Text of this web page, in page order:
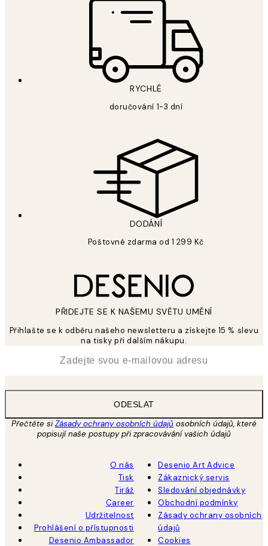
RYCHLÉ
doručování 1-3 dní
DODÁNÍ
Poštovné zdarma od 1 299 Kč
PŘIDEJTE SE K NAŠEMU SVĚTU UMĚNÍ
Přihlašte se k odběru našeho newsletteru a získejte 15 % slevu
na tisky při dalším nákupu.
ODESLAT
Přečtěte siZásady ochrany osobních údajů osobních údajů, které
popisují naše postupy při zpracovávání vašich údajů
O nás
Tisk
Tiráž
Career
Udržitelnost
Prohlášení o přístupnosti
Desenio Ambassador
Desenio Art Advice
Zákaznický servis
Sledování objednávky
Obchodní podmínky
Zásady ochrany osobních
údajů
Cookies